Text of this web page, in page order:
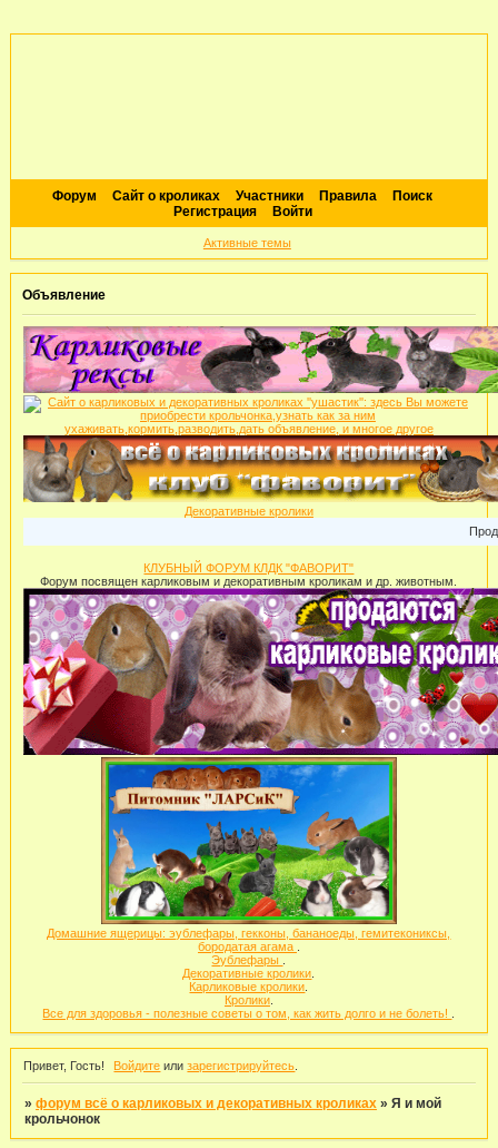
Форум Сайт о кроликах Участники Правила
Поиск
Регистрация
Войти
Активные темы
Объявление
Декоративные кролики
КЛУБНЫЙ ФОРУМ КЛДК "ФАВОРИТ"
Форум посвящен карликовым и декоративным кроликам и др. животным.
Домашние ящерицы: эублефары, гекконы, бананоеды, гемитекониксы,
бородатая агама
Эублефары
Декоративные кролики
Карликовые кролики
Кролики.
Все для здоровья - полезные советы о том, как жить долго и не болеть!
Привет, Гость! Войдите илизарегистрируйтесь
»форум всё о карликовых и декоративных кроликах »Я и мой
крольчонок